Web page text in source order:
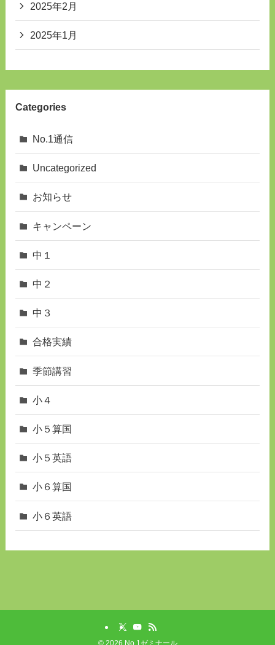
2025年2月
2025年1月
Categories
No.1通信
Uncategorized
お知らせ
キャンペーン
中１
中２
中３
合格実績
季節講習
小４
小５算国
小５英語
小６算国
小６英語
©2026 No.1ゼミナール